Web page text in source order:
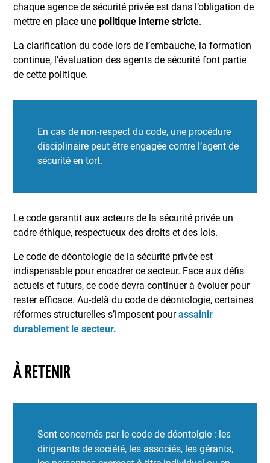
chaque agence de sécurité privée est dans l’obligation de
mettre en place unepolitique interne stricte.
La clarification du code lors de l’embauche, la formation
continue, l’évaluation des agents de sécurité font partie
de cette politique.
En cas de non-respect du code, une procédure
disciplinaire peut être engagée contre l’agent de
sécurité en tort.
Le code garantit aux acteurs de la sécurité privée un
cadre éthique, respectueux des droits et des lois.
Le code de déontologie de la sécurité privée est
indispensable pour encadrer ce secteur. Face aux défis
actuels et futurs, ce code devra continuer à évoluer pour
rester efficace. Au-delà du code de déontologie, certaines
réformes structurelles s’imposent pourassainir
durablement le secteur.
À RETENIR
Sont concernés par le code de déontolgie : les
dirigeants de société, les associés, les gérants,